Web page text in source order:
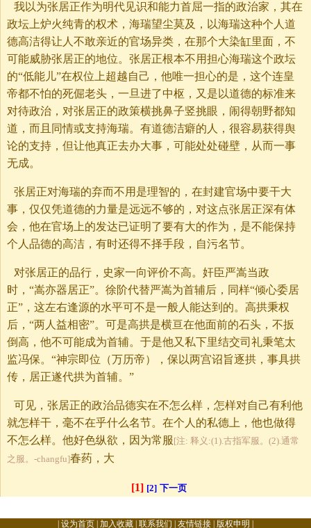
我以为张居正作为明代见识和能力首屈一指的政治家，其在
政坛上炉火纯青的权术，海瑞望尘莫及，以海瑞这种个人道
德高洁得让人不敢亲近的官场异类，在那个大染缸里面，不
可能威胁张居正的地位。张居正根本不用担心海瑞这个政坛
的“低能儿”在权位上超越自己，他唯一担心的是，这个连皇
帝都不怕的死倔老头，一旦进了中枢，又是以道德的标准来
对待政治，对张居正的政策横挑鼻子竖挑眼，闹得朝野都知
道，而且同情或支持海瑞。有道德洁癖的人，很容易获得舆
论的支持，但让他真正去办大事，可能处处碰壁，从而一事
无成。
张居正对海瑞的弃而不用是理智的，在封建官场中要干大
事，仅仅凭道德的力量是远远不够的，对这点张居正深有体
会，他在官场上的发达已证明了要有大的作为，是不能保持
个人品德的高洁，有时还得不择手段，自污名节。
对张居正的品行，史家一向评价不高。奸臣严嵩当政
时，“嵩亦器居正”。徐阶代替严嵩为首辅后，同样“倾心委居
正”，这左右逢源的水平可不是一般人能达到的。高拱秉权
后，“两人益相密”。可是高拱是横亘在他面前的石头，不扳
倒高，他不可能成为首辅。于是他又私下里结交司礼秉笔太
监冯保。“神宗即位（万历帝），保以两宫诏旨逐拱，事具拱
传，居正遂代拱为首辅。”
可见，张居正的政治品德实在不怎么样，怎样对自己有利他
就怎样干，毫不在乎什么名节。在个人的私德上，他也做得
不怎么样。他好色纵欲，因为常服 [注: 释义:(1).古指军服。(2).通常
之服。-changfu]春药，大
[1] [2] 下一页
设为首页 加入收藏 联系我们 友情链接 版权申明